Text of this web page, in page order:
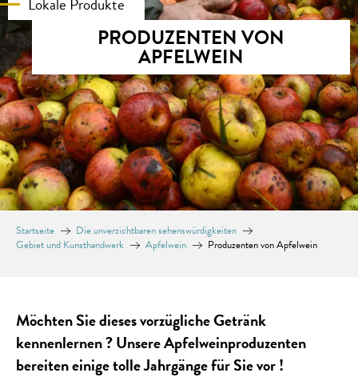
PRODUZENTEN VON
APFELWEIN
Startseite
Die unverzichtbaren sehenswürdigkeiten
Gebiet und Kunsthandwerk
Apfelwein Produzenten von Apfelwein
Möchten Sie dieses vorzügliche Getränk
kennenlernen ? Unsere Apfelweinproduzenten
bereiten einige tolle Jahrgänge für Sie vor !